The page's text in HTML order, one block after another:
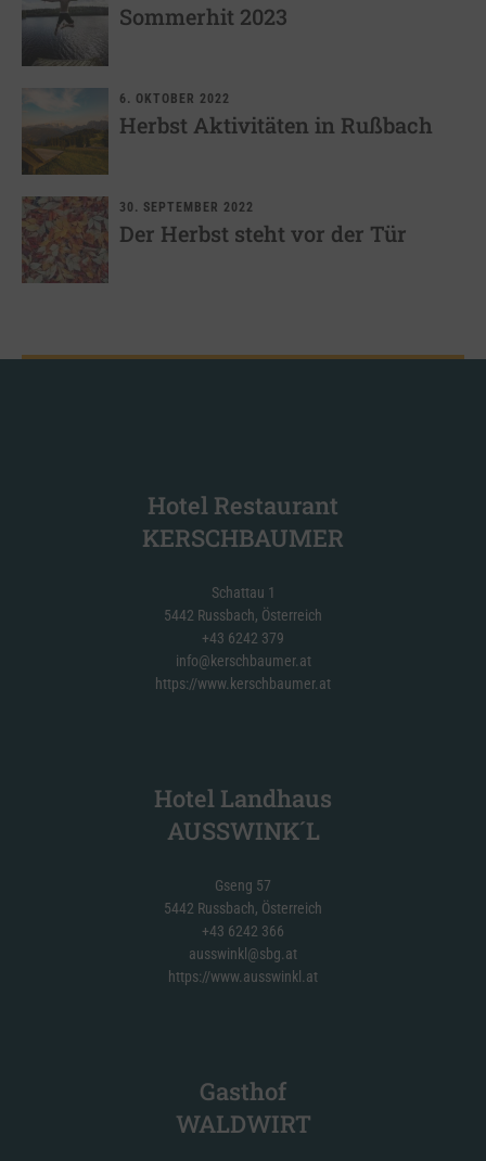
Sommerhit 2023
6. OKTOBER 2022
Herbst Aktivitäten in Rußbach
30. SEPTEMBER 2022
Der Herbst steht vor der Tür
Hotel Restaurant
KERSCHBAUMER
Schattau 1
5442 Russbach, Österreich
+43 6242 379
info@kerschbaumer.at
https://www.kerschbaumer.at
Hotel Landhaus
AUSSWINK´L
Gseng 57
5442 Russbach, Österreich
+43 6242 366
ausswinkl@sbg.at
https://www.ausswinkl.at
Gasthof
WALDWIRT